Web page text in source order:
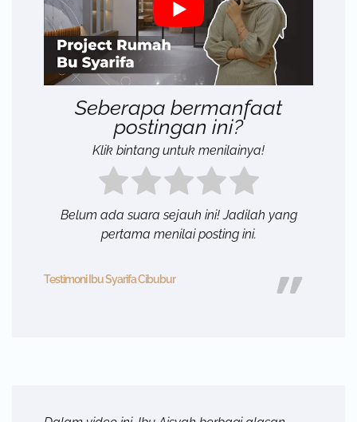
Seberapa bermanfaat
postingan ini?
Klik bintang untuk menilainya!
Belum ada suara sejauh ini! Jadilah yang
pertama menilai posting ini.
Testimoni Ibu Syarifa Cibubur